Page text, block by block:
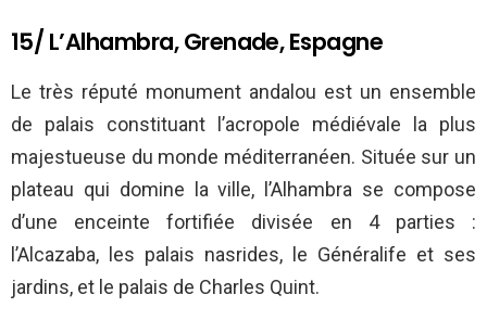
15/ L’Alhambra, Grenade, Espagne
Le très réputé monument andalou est un ensemble
de palais constituant l’acropole médiévale la plus
majestueuse du monde méditerranéen. Située sur un
plateau qui domine la ville, l’Alhambra se compose
d’une enceinte fortifiée divisée en 4 parties :
l’Alcazaba, les palais nasrides, le Généralife et ses
jardins, et le palais de Charles Quint.